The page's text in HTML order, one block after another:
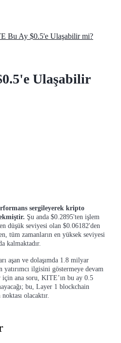
metaller ve emtia türevleri
Bu Ay $0.5'e Ulaşabilir mi?
Ulaşabilir
sergileyerek kripto
Şu anda $0.2895'ten işlem
düşük seviyesi olan $0.06182'den
tüm zamanların en yüksek seviyesi
kalmaktadır.
aşan ve dolaşımda 1.8 milyar
ilgisini göstermeye devam
ana soru, KITE’ın bu ay 0.5
bu, Layer 1 blockchain
olacaktır.